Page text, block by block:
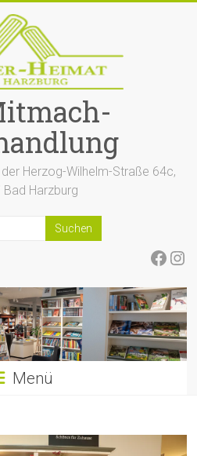
Herzog-Wilhelm-Straße 64c,
Bad Harzburg
Menü